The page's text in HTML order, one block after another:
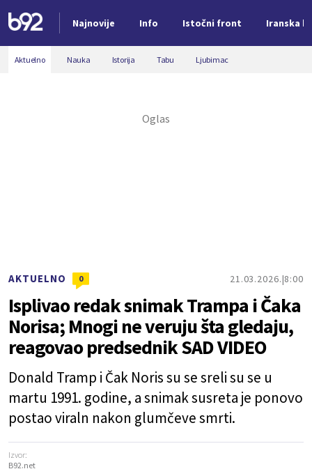
Najnovije Info Istočni front Iranska
Nova vest
Aktuelno Nauka Istorija Tabu Ljubimac
AKTUELNO 0 21.03.2026. 8:00
Isplivao redak snimak Trampa i Čaka
Norisa; Mnogi ne veruju šta gledaju,
reagovao predsednik SAD VIDEO
Donald Tramp i Čak Noris su se sreli su se u
martu 1991. godine, a snimak susreta je ponovo
postao viraln nakon glumčeve smrti.
Izvor:
B92.net